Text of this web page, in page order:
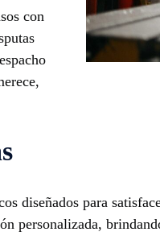
con
diseñados para
personalizada,